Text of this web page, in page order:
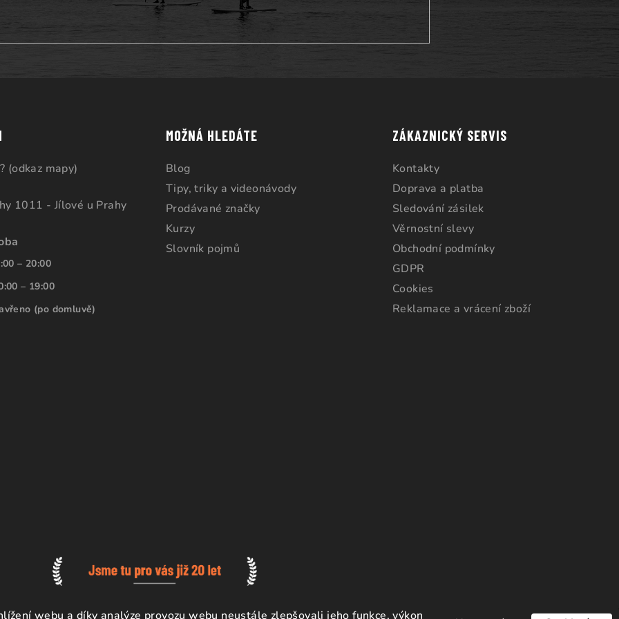
webu a díky analýze provozu webu neustále zlepšovali jeho funkce, výkon
(odkaz mapy)
1011 - Jílové u Prahy
– 20:00
– 19:00
(po domluvě)
MOŽNÁ HLEDÁTE
Blog
Tipy, triky a videonávody
Prodávané značky
Kurzy
Slovník pojmů
ZÁKAZNICKÝ SERVIS
Kontakty
Doprava a platba
Sledování zásilek
Věrnostní slevy
Obchodní podmínky
GDPR
Cookies
Reklamace a vrácení zboží